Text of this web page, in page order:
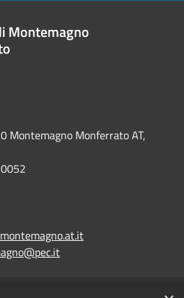
Montemagno
Montemagno Monferrato AT,